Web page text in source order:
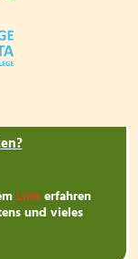
Link erfahren
und vieles